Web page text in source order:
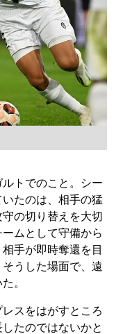
トでのこと。シー
たのは、相手の猛
の切り替えを大切
ムとして守備から
手が即時奪還を目
うした場面で、遠
。
スをはがすところ
たのではないかと